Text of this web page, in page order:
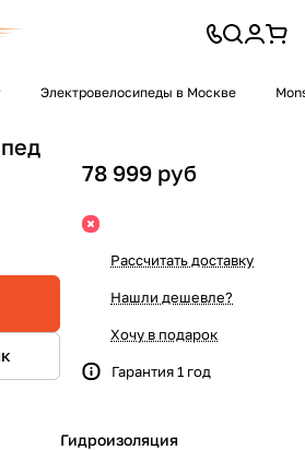
Электровелосипеды в Москве
78 999 руб
Рассчитать доставку
Нашли дешевле?
Хочу в подарок
Гарантия 1 год
Гидроизоляция